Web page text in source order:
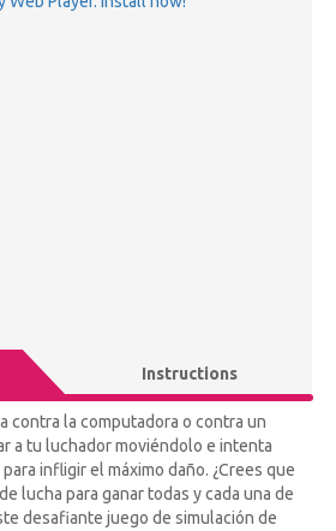
Instructions
contra la computadora o contra un
a tu luchador moviéndolo e intenta
infligir el máximo daño. ¿Crees que
lucha para ganar todas y cada una de
desafiante juego de simulación de